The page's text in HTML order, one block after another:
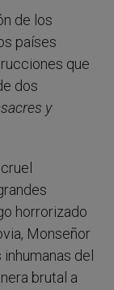
de los
países
que
dos
y
horrorizado
Monseñor
del
brutal a